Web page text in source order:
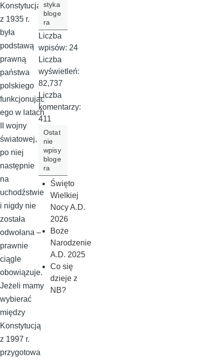
Konstytucja
z 1935 r.
była
podstawą
prawną
państwa
polskiego
funkcjonując
ego w latach
II wojny
światowej, a
po niej
następnie
na
uchodźstwie
i nigdy nie
została
odwołana –
prawnie
ciągle
obowiązuje.
Jeżeli mamy
wybierać
między
Konstytucją
z 1997 r.
przygotowa
styka
bloge
ra
Liczba
wpisów: 24
Liczba
wyświetleń:
82,737
Liczba
komentarzy:
411
Ostat
nie
wpisy
bloge
ra
Święto
Wielkiej
Nocy A.D.
2026
Boże
Narodzenie
A.D. 2025
Co się
dzieje z
NB?